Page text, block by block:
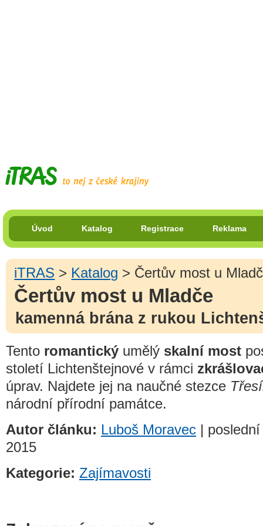
Úvod Katalog Registrace Reklama
iTRAS > Katalog > Čertův most u
Čertův most u Mladče
kamenná brána z rukou
Tento romantický umělý skalní most
století Lichtenštejnové v rámci
úprav. Najdete jej na naučné stezce
národní přírodní památce.
Autor článku: Luboš Moravec |
2015
Kategorie: Zajímavosti